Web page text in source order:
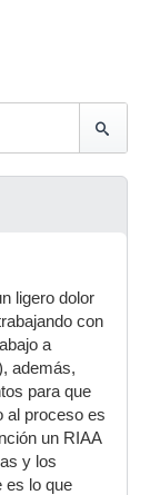
ligero dolor
con
a
además,
para que
al proceso es
un RIAA
y los
es lo que